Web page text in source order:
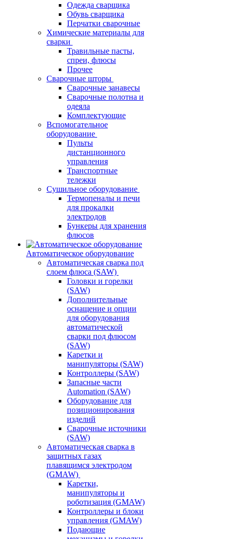
Одежда сварщика
Обувь сварщика
Перчатки сварочные
Химические материалы для
сварки
Травильные пасты,
спреи, флюсы
Прочее
Сварочные шторы
Сварочные занавесы
Сварочные полотна и
одеяла
Комплектующие
Вспомогательное
оборудование
Пульты
дистанционного
управления
Транспортные
тележки
Сушильное оборудование
Термопеналы и печи
для прокалки
электродов
Бункеры для хранения
флюсов
Автоматическое оборудование
Автоматическая сварка под
слоем флюса (SAW)
Головки и горелки
(SAW)
Дополнительные
оснащение и опции
для оборудования
автоматической
сварки под флюсом
(SAW)
Каретки и
манипуляторы (SAW)
Контроллеры (SAW)
Запасные части
Automation (SAW)
Оборудование для
позиционирования
изделий
Сварочные источники
(SAW)
Автоматическая сварка в
защитных газах
плавящимся электродом
(GMAW)
Каретки,
манипуляторы и
роботизация (GMAW)
Контроллеры и блоки
управления (GMAW)
Подающие